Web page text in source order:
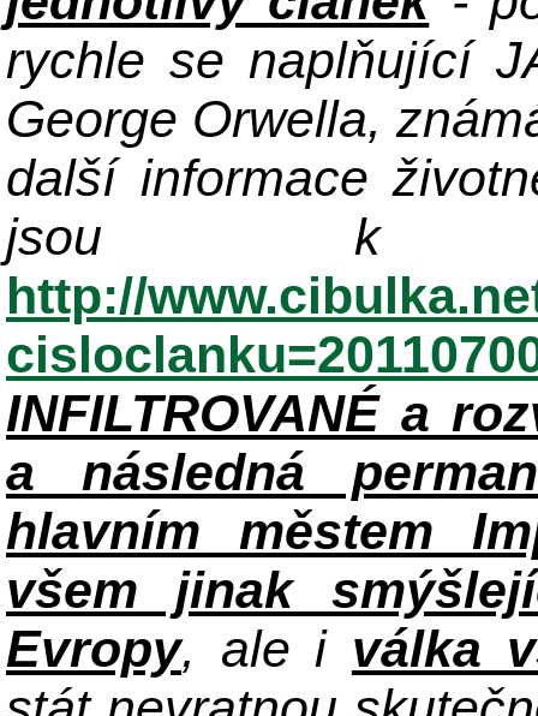
rychle se naplňující
George Orwella,
další informace
jsou k
http://
INFILTROVANÉ a
a následná
hlavním městem
všem jinak
Evropy, ale i válka